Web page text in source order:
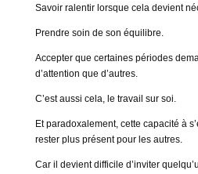
Savoir ralentir lorsque cela devient
Prendre soin de son équilibre.
Accepter que certaines périodes
d’attention que d’autres.
C’est aussi cela, le travail sur soi.
Et paradoxalement, cette capacité à
rester plus présent pour les autres.
Car il devient difficile d’inviter